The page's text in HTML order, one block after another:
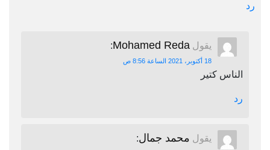
رد
يقول Mohamed Reda
:
18 أكتوبر، 2021 الساعة 8:56 ص
الناس كتير
رد
يقول محمد جمال: